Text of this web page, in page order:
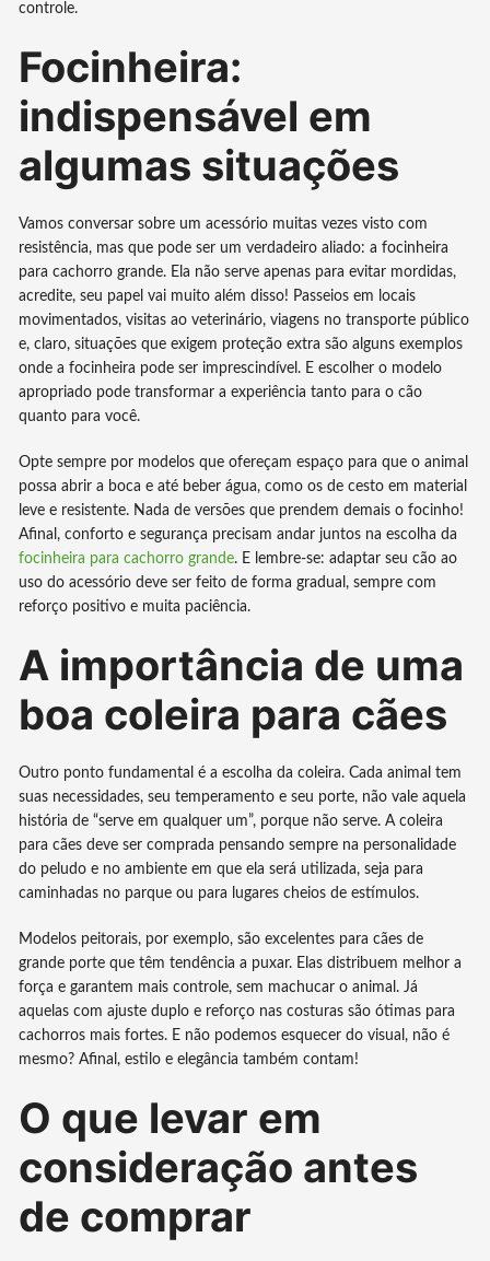
controle.
Focinheira:
indispensável em
algumas situações
Vamos conversar sobre um acessório muitas vezes visto com
resistência, mas que pode ser um verdadeiro aliado: a focinheira
para cachorro grande. Ela não serve apenas para evitar mordidas,
acredite, seu papel vai muito além disso! Passeios em locais
movimentados, visitas ao veterinário, viagens no transporte público
e, claro, situações que exigem proteção extra são alguns exemplos
onde a focinheira pode ser imprescindível. E escolher o modelo
apropriado pode transformar a experiência tanto para o cão
quanto para você.
Opte sempre por modelos que ofereçam espaço para que o animal
possa abrir a boca e até beber água, como os de cesto em material
leve e resistente. Nada de versões que prendem demais o focinho!
Afinal, conforto e segurança precisam andar juntos na escolha da
focinheira para cachorro grande. E lembre-se: adaptar seu cão ao
uso do acessório deve ser feito de forma gradual, sempre com
reforço positivo e muita paciência.
A importância de uma
boa coleira para cães
Outro ponto fundamental é a escolha da coleira. Cada animal tem
suas necessidades, seu temperamento e seu porte, não vale aquela
história de “serve em qualquer um”, porque não serve. A coleira
para cães deve ser comprada pensando sempre na personalidade
do peludo e no ambiente em que ela será utilizada, seja para
caminhadas no parque ou para lugares cheios de estímulos.
Modelos peitorais, por exemplo, são excelentes para cães de
grande porte que têm tendência a puxar. Elas distribuem melhor a
força e garantem mais controle, sem machucar o animal. Já
aquelas com ajuste duplo e reforço nas costuras são ótimas para
cachorros mais fortes. E não podemos esquecer do visual, não é
mesmo? Afinal, estilo e elegância também contam!
O que levar em
consideração antes
de comprar